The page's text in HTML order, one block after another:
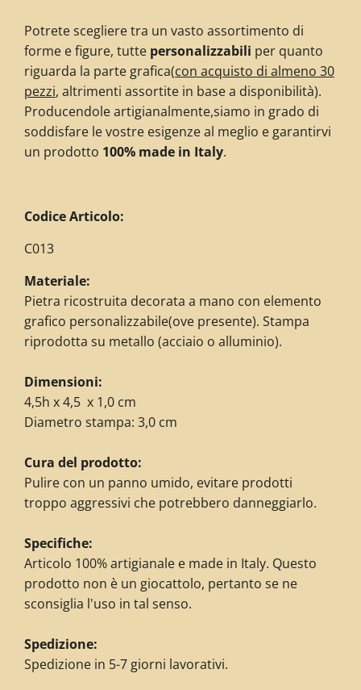
Potrete scegliere tra un vasto assortimento di
forme e figure, tutte personalizzabili per quanto
riguarda la parte grafica(con acquisto di almeno 30
pezzi, altrimenti assortite in base a disponibilità).
Producendole artigianalmente,siamo in grado di
soddisfare le vostre esigenze al meglio e garantirvi
un prodotto 100% made in Italy.
Codice Articolo:
C013
Materiale:
Pietra ricostruita decorata a mano con elemento
grafico personalizzabile(ove presente). Stampa
riprodotta su metallo (acciaio o alluminio).
Dimensioni:
4,5h x 4,5 x 1,0 cm
Diametro stampa: 3,0 cm
Cura del prodotto:
Pulire con un panno umido, evitare prodotti
troppo aggressivi che potrebbero danneggiarlo.
Specifiche:
Articolo 100% artigianale e made in Italy. Questo
prodotto non è un giocattolo, pertanto se ne
sconsiglia l'uso in tal senso.
Spedizione:
Spedizione in 5-7 giorni lavorativi.